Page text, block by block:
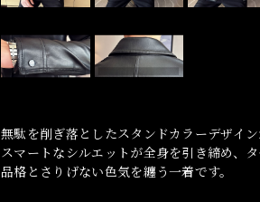
無駄を削ぎ落としたスタンドカラーデザイ
スマートなシルエットが全身を引き締め、
品格とさりげない色気を纏う一着です。